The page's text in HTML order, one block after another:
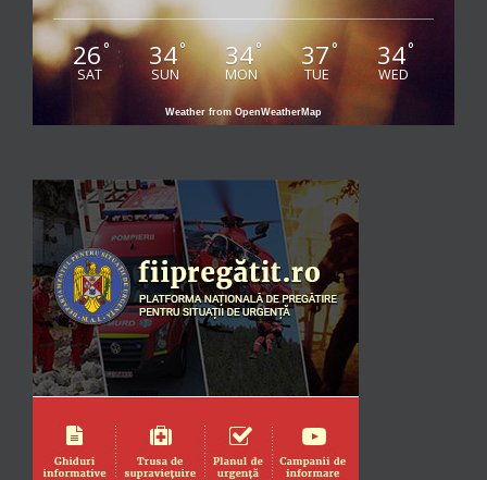
26°
SAT
34°
SUN
34°
MON
37°
TUE
34°
WED
Weather from OpenWeatherMap